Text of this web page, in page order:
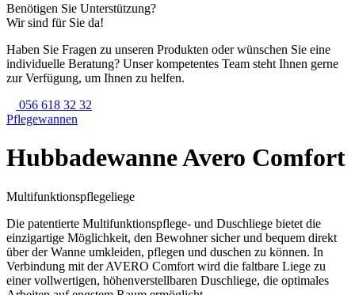
Benötigen Sie Unterstützung?
Wir sind für Sie da!
Haben Sie Fragen zu unseren Produkten oder wünschen Sie eine
individuelle Beratung? Unser kompetentes Team steht Ihnen gerne
zur Verfügung, um Ihnen zu helfen.
056 618 32 32
Pflege­wannen
Hubbadewanne Avero Comfort
Multifunktionspflegeliege
Die patentierte Multifunktionspflege- und Duschliege bietet die
einzigartige Möglichkeit, den Bewohner sicher und bequem direkt
über der Wanne umkleiden, pflegen und duschen zu können. In
Verbindung mit der AVERO Comfort wird die faltbare Liege zu
einer vollwertigen, höhenverstellbaren Duschliege, die optimales